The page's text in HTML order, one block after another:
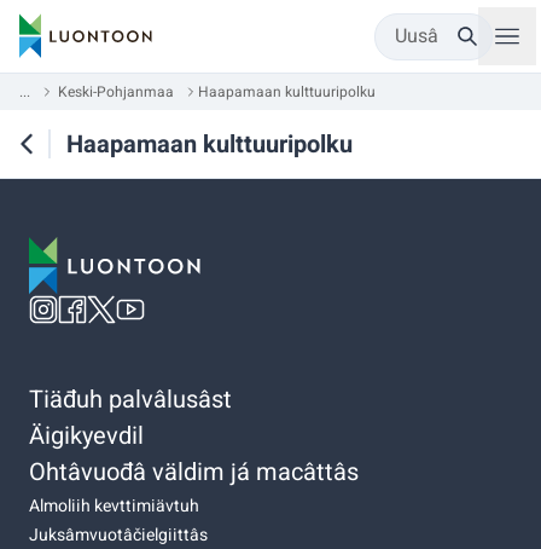
Uusâ
... Keski-Pohjanmaa Haapamaan kulttuuripolku
Haapamaan kulttuuripolku
Tiäđuh palvâlusâst
Äigikyevdil
Ohtâvuođâ väldim já macâttâs
Almoliih kevttimiävtuh
Juksâmvuotâčielgiittâs